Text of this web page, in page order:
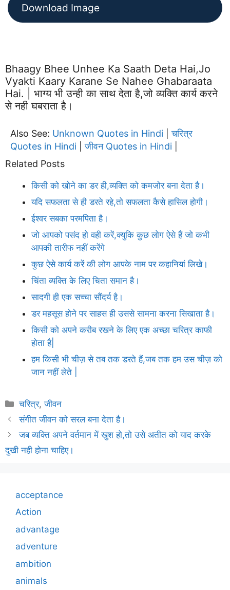
Download Image
Bhaagy Bhee Unhee Ka Saath Deta Hai,jo
Vyakti Kaary Karane Se Nahee Ghabaraata
Hai. | भाग्य भी उन्ही का साथ देता है,जो व्यक्ति कार्य करने
से नही घबराता है।
Also See: Unknown Quotes in Hindi |चरित्र
Quotes in Hindi |जीवन Quotes in Hindi
Related Posts
किसी को खोने का डर ही,व्यक्ति को कमजोर बना देता है।
यदि सफलता से ही डरते रहे,तो सफलता कैसे हासिल होगी।
ईश्वर सबका परमपिता है।
जो आपको पसंद हो वही करें,क्युकि कुछ लोग ऐसे हैं जो कभी
आपकी तारीफ नहीं करेंगे
कुछ ऐसे कार्य करें की लोग आपके नाम पर कहानियां लिखे।
चिंता व्यक्ति के लिए चिता समान है।
सादगी ही एक सच्चा सौंदर्य है।
डर महसूस होने पर साहस ही उससे सामना करना सिखाता है।
किसी को अपने करीब रखने के लिए एक अच्छा चरित्र काफी
होता है|
हम किसी भी चीज़ से तब तक डरते हैं,जब तक हम उस चीज़ को
जान नहीं लेते |
Categories
चरित्र,जीवन
संगीत जीवन को सरल बना देता है।
जब व्यक्ति अपने वर्तमान में खुश हो,तो उसे अतीत को याद करके
दुखी नही होना चाहिए।
acceptance
Action
advantage
adventure
ambition
animals